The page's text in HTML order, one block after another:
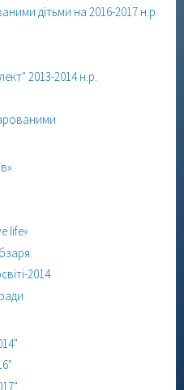
дітьми на 2016-2017 н.р.
2013-2014 н.р.
life»
2014